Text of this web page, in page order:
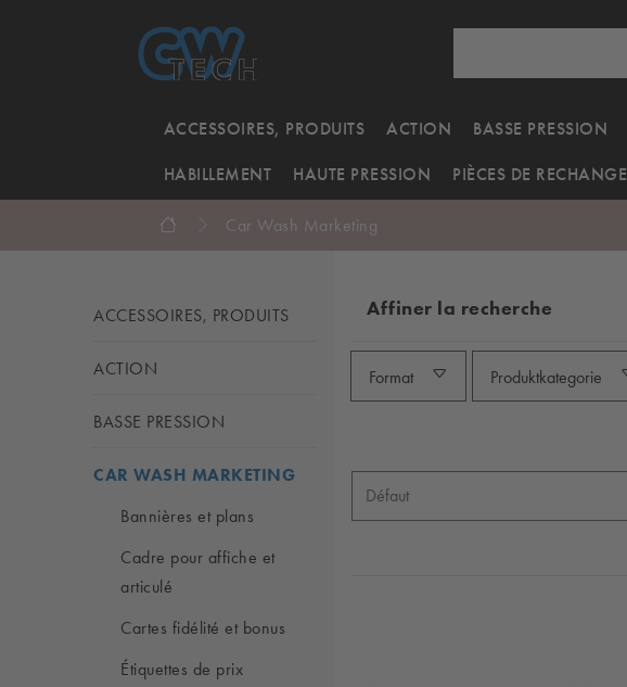
ACCESSOIRES, PRODUITS ACTION BASSE PRESSION
HABILLEMENT HAUTE PRESSION PIÈCES DE RECHANGE
Car Wash Marketing
ACCESSOIRES, PRODUITS
ACTION
BASSE PRESSION
CAR WASH MARKETING
Bannières et plans
Cadre pour affiche et
articulé
Cartes fidélité et bonus
Étiquettes de prix
Affiner la recherche
Format Produktkategorie